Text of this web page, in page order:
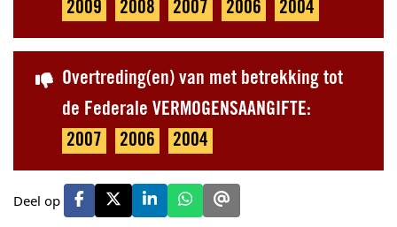
2009
2008 2007 2006 2004
Overtreding(en) van met betrekking tot
de Federale VERMOGENSAANGIFTE:
2007
2006 2004
Deel op